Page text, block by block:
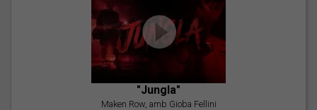
"Jungla"
Maken Row, amb Gioba Fellini